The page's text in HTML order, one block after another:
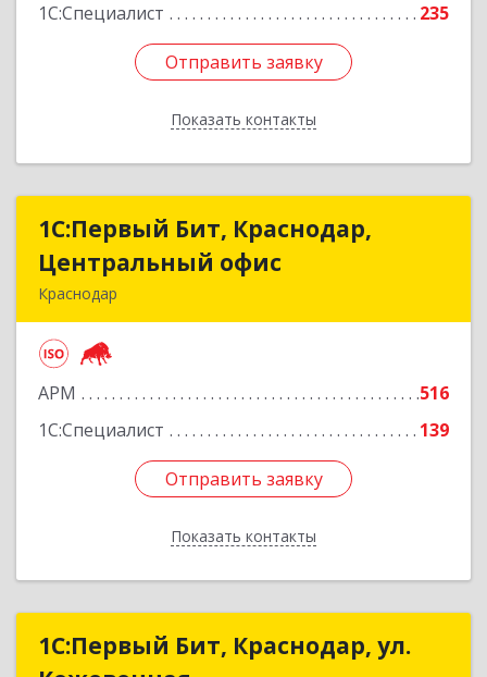
1С:Специалист
235
Отправить заявку
Показать контакты
Отправить заявку
Назад
1С:Первый Бит, Краснодар,
Центральный офис
Краснодар
АРМ
516
1С:Специалист
139
Отправить заявку
Показать контакты
1С:Первый Бит, Краснодар,
Центральный офис
Монтажников ул, дом № 1/4, пом.3-12,14
Подробнее
Отправить заявку
Назад
1С:Первый Бит, Краснодар, ул.
1С:Первый Бит, Краснодар, ул.